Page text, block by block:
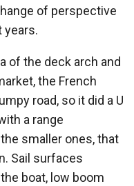
of perspective
years.
of the deck arch and
the French
road, so it did a U
a range
smaller ones, that
Sail surfaces
boat, low boom